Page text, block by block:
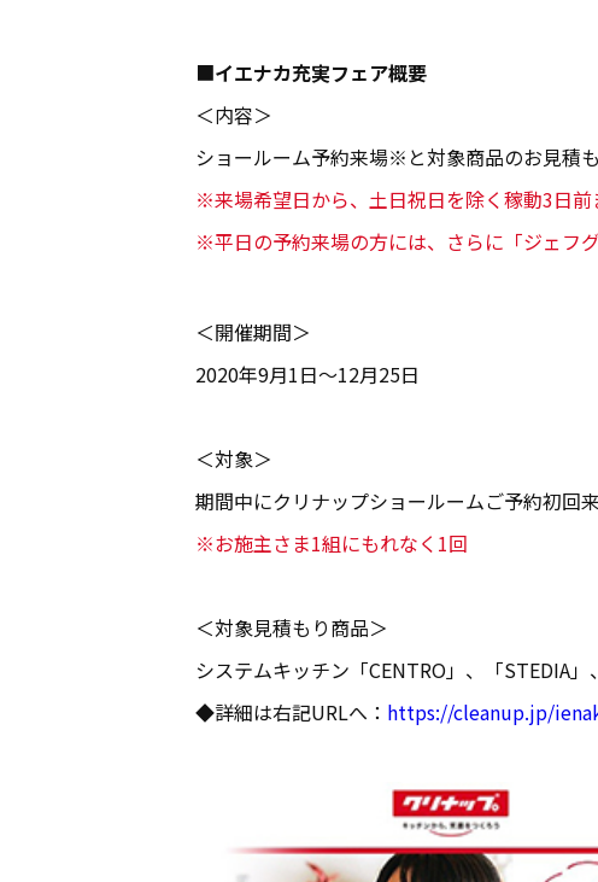
■イエナカ充実フェア概要
＜内容＞
ショールーム予約来場※と対象商品のお見積
※来場希望日から、土日祝日を除く稼動3日
※平日の予約来場の方には、さらに「ジェフ
＜開催期間＞
2020年9月1日～12月25日
＜対象＞
期間中にクリナップショールームご予約初回
※お施主さま1組にもれなく1回
＜対象見積もり商品＞
システムキッチン「CENTRO」、「STEDIA」
◆詳細は右記URLへ： https://cleanup.jp/